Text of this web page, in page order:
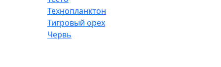
Технопланктон
Тигровый орех
Червь